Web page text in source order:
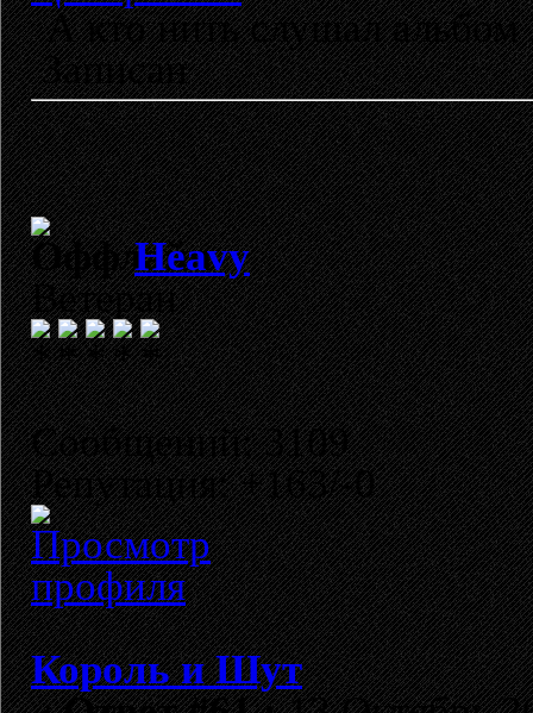
А кто нить слушал
Записан
Heavy
Ветеран
Сообщений: 3109
Репутация: +163/-0
Король и Шут